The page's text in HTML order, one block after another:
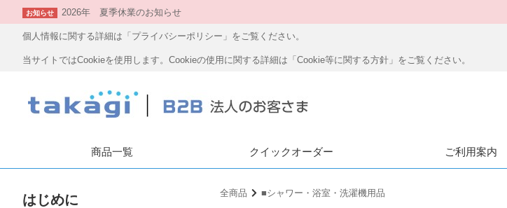
お知らせ 2026年 夏季休業のお知らせ
個人情報に関する詳細は「プライバシーポリシー」をご覧ください。
当サイトではCookieを使用します。Cookieの使用に関する詳細は「Cookie等に関する方針」をご覧ください。
商品一覧 クイックオーダー ご利用案内
全商品 ■シャワー・浴室・洗濯機用品
はじめに